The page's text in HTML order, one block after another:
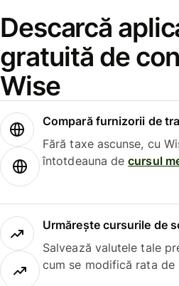
Descarcă
gratuită de
Wise
Compară furnizorii de
Fără taxe ascunse, cu
întotdeauna decursul
Urmărește cursurile de
Salvează valutele tale
cum se modifică rata de